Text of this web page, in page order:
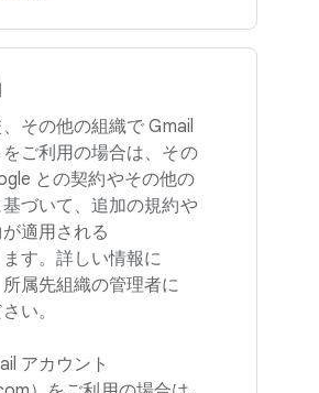
その​他の​組織で Gmail
ご利用の​場合は、​その​
との​契約や​その​他の​
づいて、​追加の​規約や​
適用される​
す。​詳しい​情報に​
属先組織の​管理者に​
い。
アカウント​